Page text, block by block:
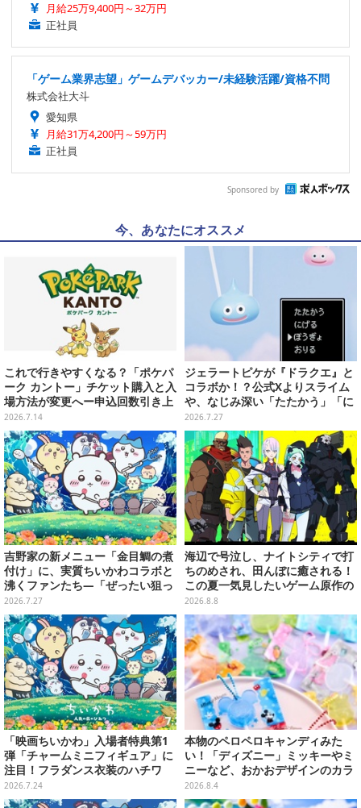
月給25万9,400円～32万円
正社員
「ゲーム業界志望」ゲームデバッカー/未経験活躍/資格不問
株式会社大斗
愛知県
月給31万4,200円～59万円
正社員
Sponsored by
今、あなたにオススメ
これで行きやすくなる？「ポケパ
ーク カントー」チケット購入と入
場方法が変更へー申込回数引き上
げや本人確認を実施
2026.7.14
ジェラートピケが『ドラクエ』と
コラボか！？公式Xよりスライム
や、なじみ深い「たたかう」「に
げる」のコマンドウィンドウが投
稿
2026.7.27
吉野家の新メニュー「金目鯛の煮
付け」に、実質ちいかわコラボと
沸くファンたち―「ぜったい狙っ
ただろ！」「映画公開のタイミン
グで妙だな？」
2026.7.27
海辺で号泣し、ナイトシティで打
ちのめされ、田んぼに癒される！
この夏一気見したいゲーム原作の
名作アニメ10選を一挙紹介【特
集】
2026.8.8
「映画ちいかわ」入場者特典第1
弾「チャームミニフィギュア」に
注目！フラダンス衣装のハチワ
レ、うさぎら全8種類
2026.7.24
本物のペロペロキャンディみた
い！「ディズニー」ミッキーやミ
ニーなど、おかおデザインのカラ
フルチャーム全10種が8月31日発
売
2026.8.4